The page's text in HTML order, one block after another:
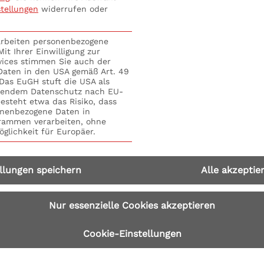
ermittelt? In unserem Grundlagenseminar
kann. Strategie, Planung und Entwicklung sind der
Nachhaltiger Erfolg fordert eine systematische
und Kundengruppen, der Art, wie der
bequem und einfach mit dem
Seminarformular
widerrufen oder
personenbezogene
Ihrer Einwilligung zur
stimmen Sie auch der
in den USA gemäß Art. 49
EuGH stuft die USA als
Datenschutz nach EU-
etwa das Risiko, dass
Daten in
verarbeiten, ohne
für Europäer.
speichern Alle
Nur essenzielle Cookies akzeptieren
Cookie-Einstellungen